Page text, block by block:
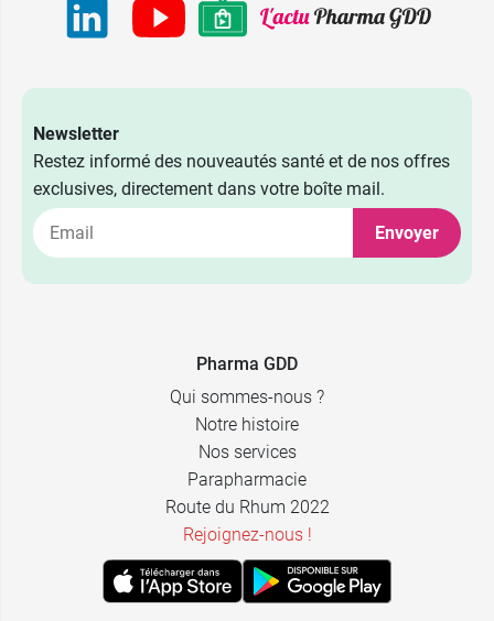
Newsletter
Restez informé des nouveautés santé et de nos offres
exclusives, directement dans votre boîte mail.
Envoyer
Pharma GDD
Qui sommes-nous ?
Notre histoire
Nos services
Parapharmacie
Route du Rhum 2022
Rejoignez-nous !